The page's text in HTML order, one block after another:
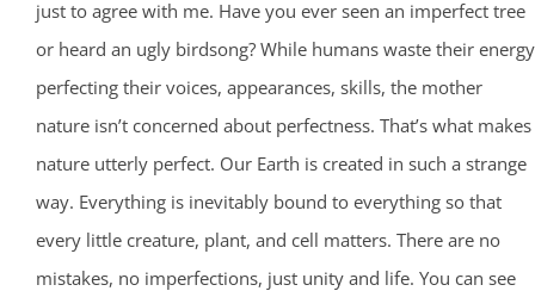
just to agree with me. Have you ever seen an imperfect tree
or heard an ugly birdsong? While humans waste their energy
perfecting their voices, appearances, skills, the mother
nature isn’t concerned about perfectness. That’s what makes
nature utterly perfect. Our Earth is created in such a strange
way. Everything is inevitably bound to everything so that
every little creature, plant, and cell matters. There are no
mistakes, no imperfections, just unity and life. You can see